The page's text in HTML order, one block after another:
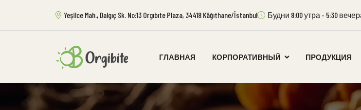
Yeşilce Mah., Dalgıç Sk. No:13 Orgıbıte Plaza, 34418 Kâğıthane/İstanbul Будни 8:00 утра - 5:30
ГЛАВНАЯ КОРПОРАТИВНЫЙ ПРОДУКЦИЯ